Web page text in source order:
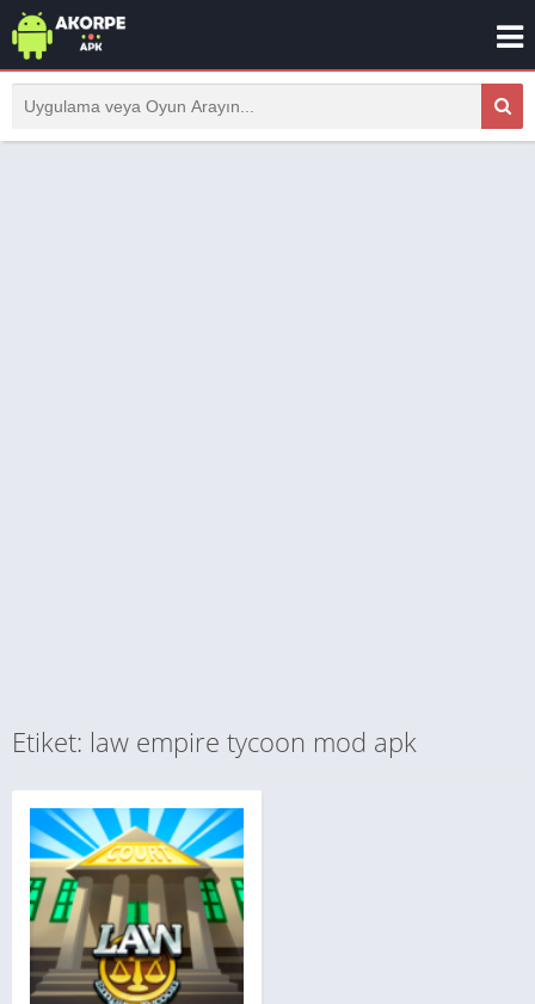
Etiket: law empire tycoon mod apk